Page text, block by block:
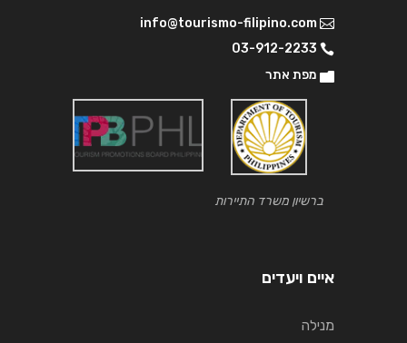
info@tourismo-filipino.com
03-912-2233
מפת אתר
ברשיון משרד התיירות
איים ויעדים
מנילה